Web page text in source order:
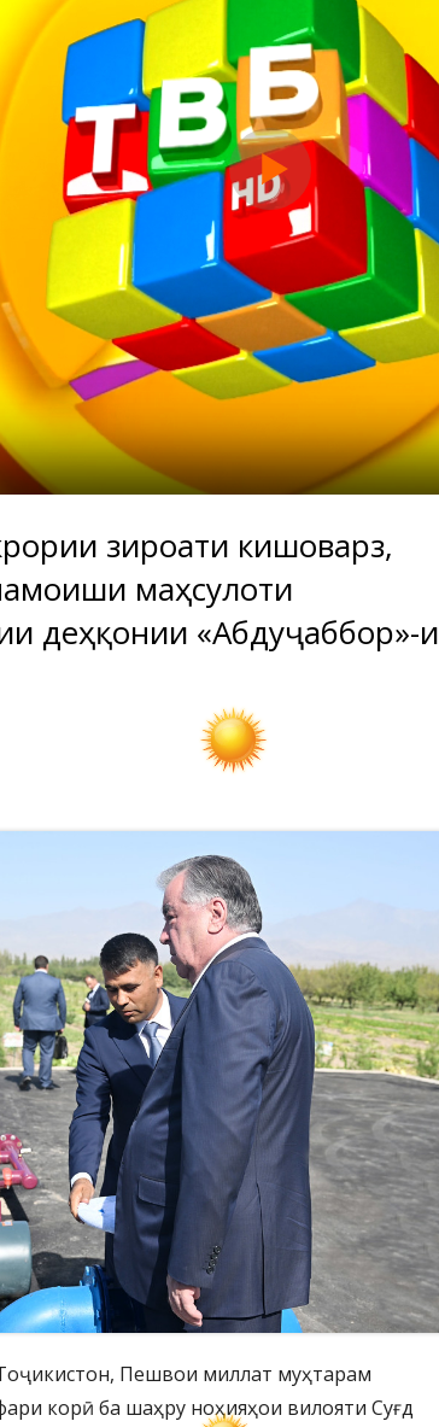
зироати кишоварзӣ,
маҳсулоти
деҳқонии «Абдуҷаббор»-и
Пешвои миллат муҳтарам
корӣ ба шаҳру ноҳияҳои вилояти Суғд